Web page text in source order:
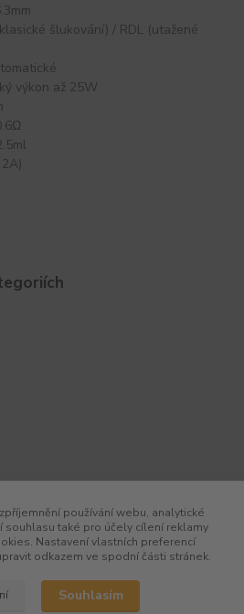
šlukování) / RDL (utažené
výkon až 25W
používání webu, analytické
souhlasu také pro účely cílení reklamy
Nastavení vlastních preferencí
odkazem ve spodní části stránek.
Souhlasím